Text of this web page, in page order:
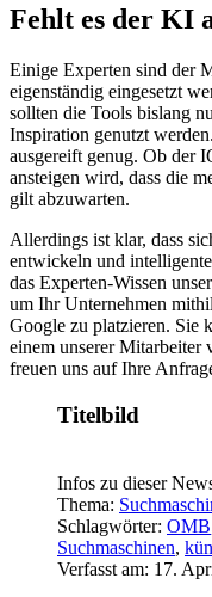
Fehlt es der KI
Einige Experten sind der
eigenständig eingesetzt
sollten die Tools bislang
Inspiration genutzt
ausgereift genug. Ob der
ansteigen wird, dass die
gilt abzuwarten.
Allerdings ist klar, dass
entwickeln und
das Experten-Wissen
um Ihr Unternehmen
Google zu platzieren. Sie
einem unserer Mitarbeiter
freuen uns auf Ihre
Titelbild
Infos zu dieser
Thema:
Schlagwörter: OMB
Suchmaschinen,
Verfasst am: 17.